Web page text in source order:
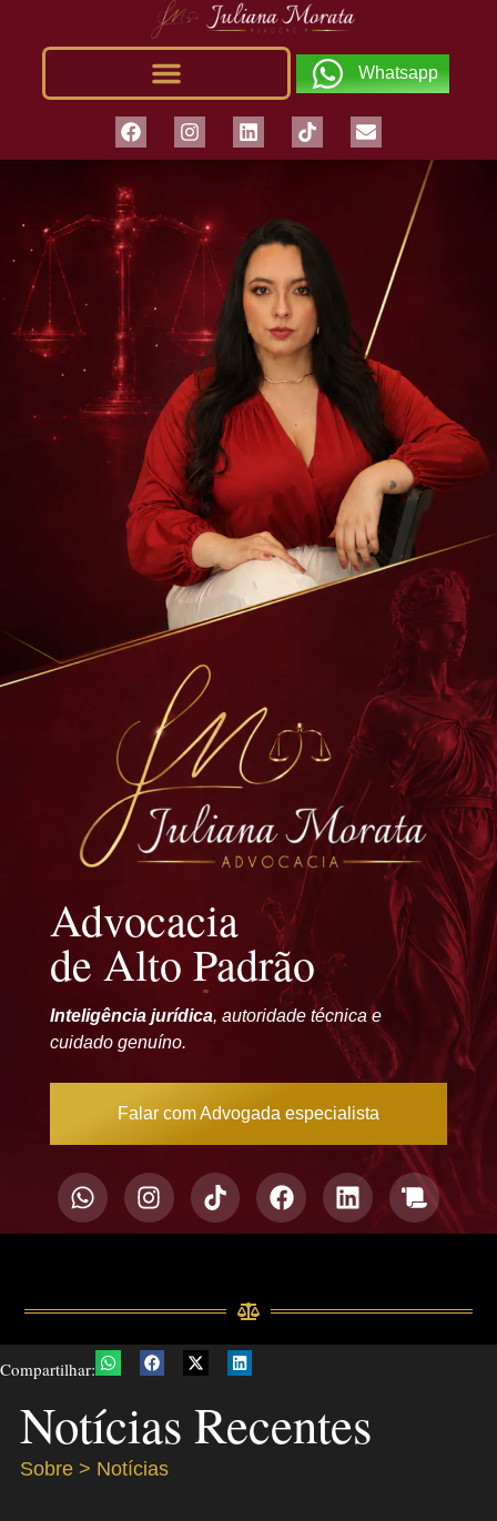
Whatsapp
Advocacia
de Alto Padrão
Inteligência jurídica, autoridade técnica e
cuidado genuíno.
Falar com Advogada especialista
Compartilhar:
Notícias Recentes
Sobre > Notícias